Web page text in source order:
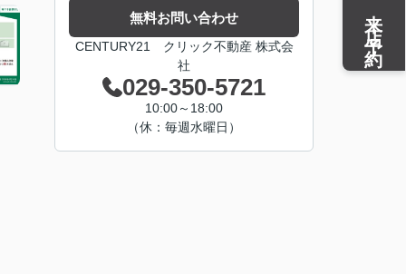
無料お問い合わせ
CENTURY21 クリック不動産 株式会
社
029-350-5721
10:00～18:00
（休：毎週水曜日）
来店予約